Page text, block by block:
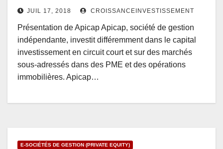
JUIL 17, 2018 CROISSANCEINVESTISSEMENT
Présentation de Apicap Apicap, société de gestion
indépendante, investit différemment dans le capital
investissement en circuit court et sur des marchés
sous-adressés dans des PME et des opérations
immobilières. Apicap…
E-SOCIÉTÉS DE GESTION (PRIVATE EQUITY)